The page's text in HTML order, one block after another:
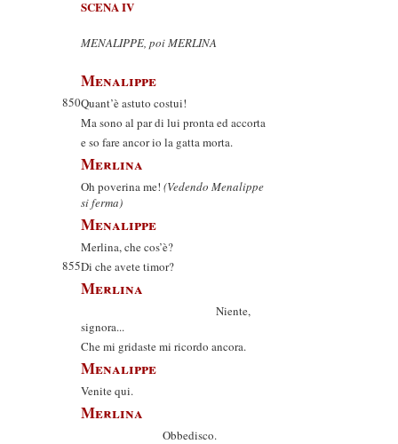
SCENA IV
MENALIPPE, poi MERLINA
Menalippe
850Quant’è astuto costui!
Ma sono al par di lui pronta ed accorta
e so fare ancor io la gatta morta.
Merlina
Oh poverina me! (Vedendo Menalippe
si ferma)
Menalippe
Merlina, che cos’è?
855Di che avete timor?
Merlina
Niente,
signora...
Che mi gridaste mi ricordo ancora.
Menalippe
Venite qui.
Merlina
Obbedisco.